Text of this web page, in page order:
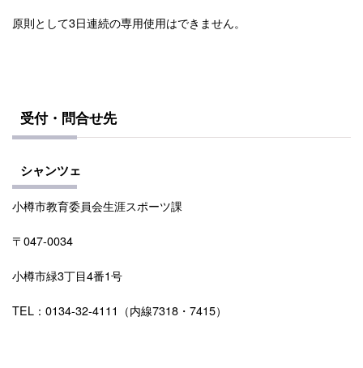
原則として3日連続の専用使用はできません。
受付・問合せ先
シャンツェ
小樽市教育委員会生涯スポーツ課
〒047-0034
小樽市緑3丁目4番1号
TEL：0134-32-4111（内線7318・7415）